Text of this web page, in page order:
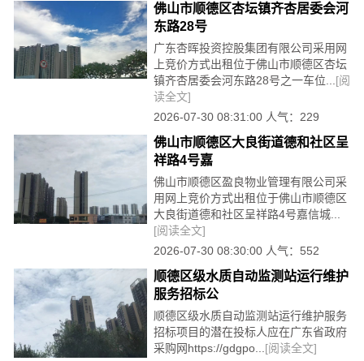
佛山市顺德区杏坛镇齐杏居委会河
东路28号
广东杏晖投资控股集团有限公司采用网
上竞价方式出租位于佛山市顺德区杏坛
镇齐杏居委会河东路28号之一车位... [阅
读全文]
2026-07-30 08:31:00 人气：229
佛山市顺德区大良街道德和社区呈
祥路4号嘉
佛山市顺德区盈良物业管理有限公司采
用网上竞价方式出租位于佛山市顺德区
大良街道德和社区呈祥路4号嘉信城...
[阅读全文]
2026-07-30 08:30:00 人气：552
顺德区级水质自动监测站运行维护
服务招标公
顺德区级水质自动监测站运行维护服务
招标项目的潜在投标人应在广东省政府
采购网https://gdgpo... [阅读全文]